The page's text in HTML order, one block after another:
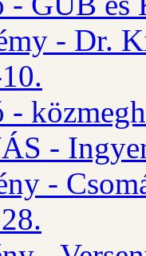
- Dr.
-
-